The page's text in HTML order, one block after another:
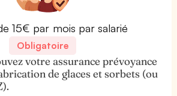
15€ par mois par salarié
Obligatoire
votre assurance prévoyance
de glaces et sorbets (ou